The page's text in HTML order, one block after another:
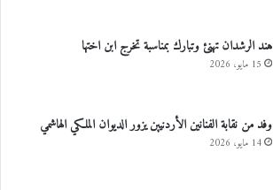
هند الرشدان تهنئ وتبارك بمناسبة تخرج ابن اختها
15 مايو، 2026
وفد من نقابة الفنانين الأردنيين يزور الديوان الملكي الهاشمي
14 مايو، 2026